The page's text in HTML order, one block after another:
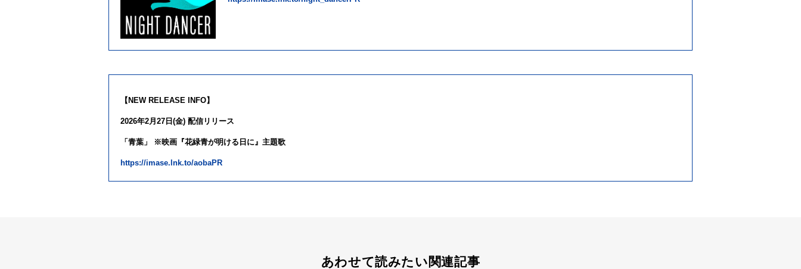
【 NEW RELEASE INFO】
2026年2月 27 日 (金) 配信リリース
「青葉」 ※ 映画『花緑青が明ける日に』主題歌
https://imase.lnk.to/aobaPR
あわせて読みたい関連記事